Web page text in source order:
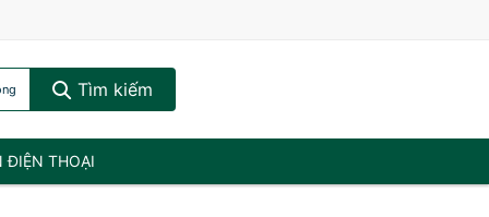
Tìm kiếm
ĐIỆN THOẠI